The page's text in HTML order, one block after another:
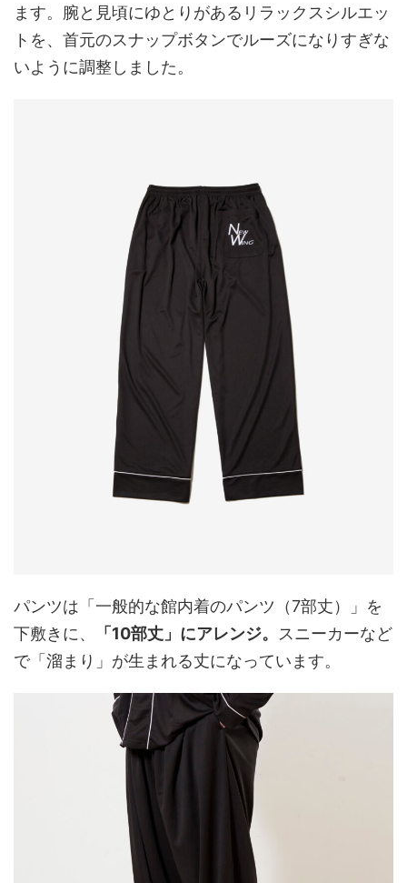
ます。腕と見頃にゆとりがあるリラックスシルエッ
トを、首元のスナップボタンでルーズになりすぎな
いように調整しました。
パンツは「一般的な館内着のパンツ（7部丈）」を
下敷きに、
「10部丈」にアレンジ。
スニーカーなど
で「溜まり」が生まれる丈になっています。